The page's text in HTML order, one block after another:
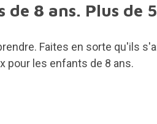
de 8 ans. Plus de
Faites en sorte qu'ils
pour les enfants de 8 ans.